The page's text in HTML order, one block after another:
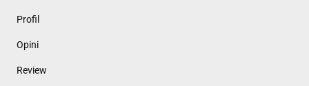
Profil
Opini
Review